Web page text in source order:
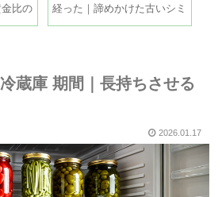
比の
経った｜諦めかけた古いシミ
も家庭で復活させる方法
蔵庫 期間｜長持ちさせる
2026.01.17